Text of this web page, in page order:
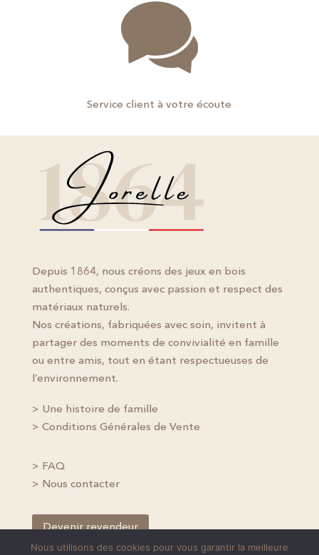
Service client à votre écoute
Depuis 1864, nous créons des jeux en bois
authentiques, conçus avec passion et respect des
matériaux naturels.
Nos créations, fabriquées avec soin, invitent à
partager des moments de convivialité en famille
ou entre amis, tout en étant respectueuses de
l’environnement.
> Une histoire de famille
> Conditions Générales de Vente
> FAQ
> Nous contacter
Devenir revendeur
Nous utilisons des cookies pour vous garantir la meilleure